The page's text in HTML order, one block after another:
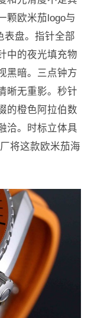
颗欧米茄logo与
表盘。指针全部
中的夜光填充物
黑暗。三点钟方
晰无重影。秒针
的橙色阿拉伯数
洽。时标立体具
将这款欧米茄海